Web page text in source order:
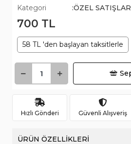
Kategori
:ÖZEL SATIŞLAR
700 TL
58 TL 'den başlayan taksitlerle
Hızlı Gönderi Güvenli Alışveriş
ÜRÜN ÖZELLİKLERİ